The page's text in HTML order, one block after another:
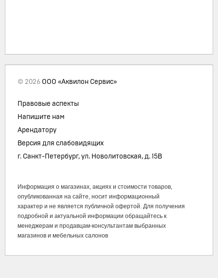
© 2026 ООО «Аквилон Сервис»
Правовые аспекты
Напишите нам
Арендатору
Версия для слабовидящих
г. Санкт-Петербург, ул. Новолитовская, д. 15В
Информация о магазинах, акциях и стоимости товаров,
опубликованная на сайте, носит информационный
характер и не является публичной офертой. Для получения
подробной и актуальной информации обращайтесь к
менеджерам и продавцам-консультантам выбранных
магазинов и мебельных салонов